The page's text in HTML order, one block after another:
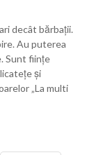
decât bărbaţii.
Au puterea
Sunt fiinţe
şi
„La multi